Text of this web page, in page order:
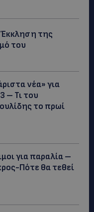
της
του
νέα» για
– Τι του
το πρωί
για παραλία –
Πότε θα τεθεί